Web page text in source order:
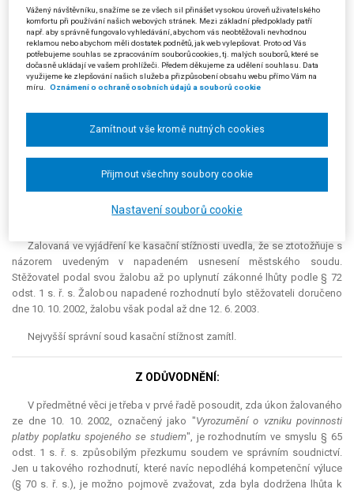
Proti tomuto rozhodnutí podal žalobce (stěžovatel) kasační stížnost,
ve které mimo jiné uvedl, že nesouhlasí s názorem soudu o opožděnosti
žaloby, protože předpokladem podání žaloby je zásadně právní moc
rozhodnutí správního orgánu. Poukázal na to, že sama žalovaná ve svém
vyjádření soudu ze dne 26. 11. 2003 tvrdí, že vyrozumění ze dne 9. 10.
nemá bezprostřední závaznost, není exekučně vykonatelné, a nemá tedy
povinnosti a neexistence řádného poučení o možnosti podání
opravných prostředků zapříčinily časovou prodlevu v podání žaloby
porušováno jeho ústavně garantované právo na spravedlivý proces ve
smyslu čl. 36 odst. 2 Listiny základních práv a svobod.
Žalovaná ve vyjádření ke kasační stížnosti uvedla, že se ztotožňuje s
názorem uvedeným v napadeném usnesení městského soudu.
Stěžovatel podal svou žalobu až po uplynutí zákonné lhůty podle § 72
odst. 1 s. ř. s. Žalobou napadené rozhodnutí bylo stěžovateli doručeno
dne 10. 10. 2002, žalobu však podal až dne 12. 6. 2003.
Nejvyšší správní soud kasační stížnost zamítl.
Z ODŮVODNĚNÍ:
V předmětné věci je třeba v prvé řadě posoudit, zda úkon žalovaného
ze dne 10. 10. 2002, označený jako "Vyrozumění o vzniku povinnosti
platby poplatku spojeného se studiem", je rozhodnutím ve smyslu § 65
odst. 1 s. ř. s. způsobilým přezkumu soudem ve správním soudnictví.
Jen u takového rozhodnutí, které navíc nepodléhá kompetenční výluce
(§ 70 s. ř. s.), je možno pojmově zvažovat, zda byla dodržena lhůta k
Vážený návštěvníku, snažíme se ze všech sil přinášet vysokou úroveň uživatelského
komfortu při používání našich webových stránek. Mezi základní předpoklady patří
např. aby správně fungovalo vyhledávání, abychom vás neobtěžovali nevhodnou
reklamou nebo abychom měli dostatek podnětů, jak web vylepšovat. Proto od Vás
potřebujeme souhlas se zpracováním souborů cookies, tj. malých souborů, které se
dočasně ukládají ve vašem prohlížeči. Předem děkujeme za udělení souhlasu. Data
využijeme ke zlepšování našich služeb a přizpůsobení obsahu webu přímo Vám na
míru. Oznámení o ochraně osobních údajů a souborů cookie
Nastavení souborů cookie
Zamítnout vše kromě nutných cookies
Přijmout všechny soubory cookie